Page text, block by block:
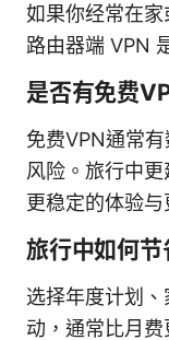
如果你经常在家
路由器端 VPN
是否有免费
免费VPN通常
风险。旅行中
更稳定的体验与
旅行中如何节
选择年度计划
动，通常比月费